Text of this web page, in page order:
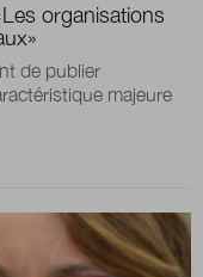
Les organisations
»
de publier
majeure